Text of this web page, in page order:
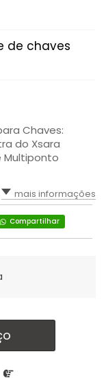
de chaves
Chaves:
do Xsara
Multiponto
mais informações
Compartilhar